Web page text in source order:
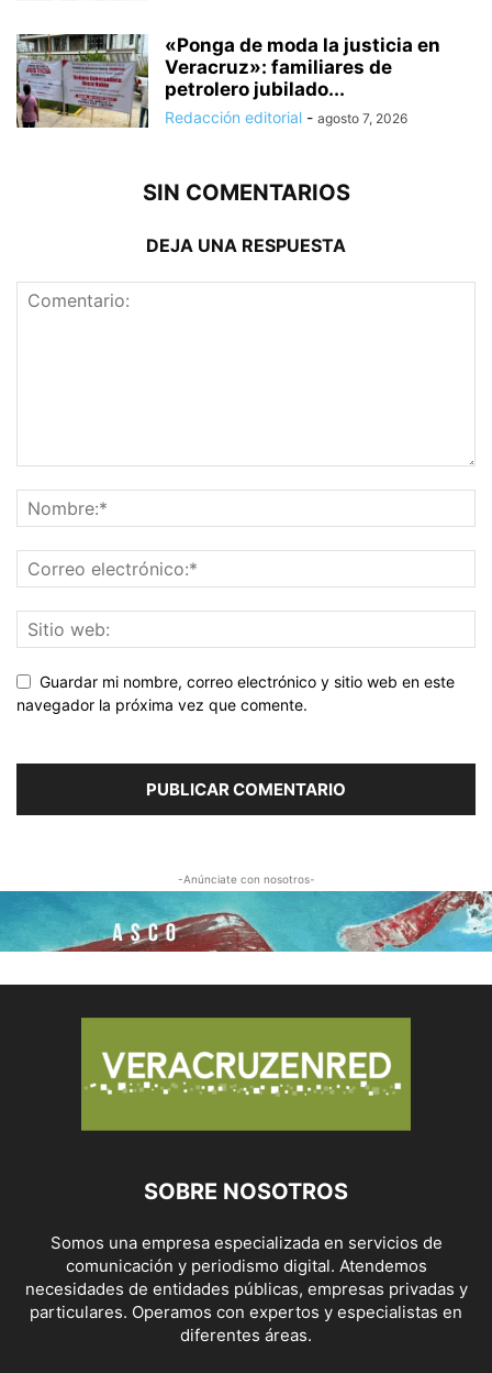
«Ponga de moda la justicia en
Veracruz»: familiares de
petrolero jubilado...
Redacción editorial - agosto 7, 2026
SIN COMENTARIOS
DEJA UNA RESPUESTA
Guardar mi nombre, correo electrónico y sitio web en este
navegador la próxima vez que comente.
-Anúnciate con nosotros-
SOBRE NOSOTROS
Somos una empresa especializada en servicios de
comunicación y periodismo digital. Atendemos
necesidades de entidades públicas, empresas privadas y
particulares. Operamos con expertos y especialistas en
diferentes áreas.